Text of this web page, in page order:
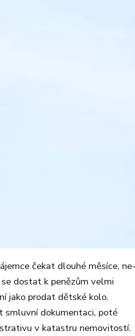
čekat dlouhé měsíce,
dostat k penězům velmi
jako prodat dětské kolo.
smluvní dokumentaci, poté
v katastru nemovitostí.